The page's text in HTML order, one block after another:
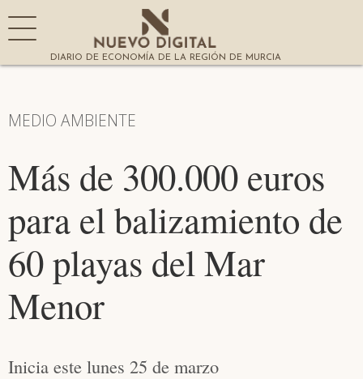
DIARIO DE ECONOMÍA DE LA REGIÓN DE MURCIA
MEDIO AMBIENTE
Más de 300.000 euros
para el balizamiento de
60 playas del Mar
Menor
Inicia este lunes 25 de marzo